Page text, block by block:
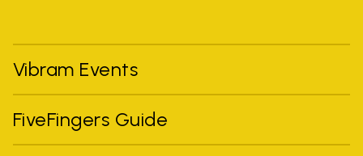
Vibram Events
FiveFingers Guide